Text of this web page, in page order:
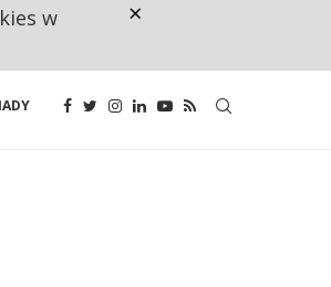
w
×